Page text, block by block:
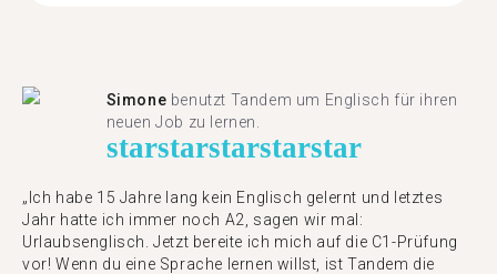
Simone benutzt Tandem um Englisch für ihren
neuen Job zu lernen.
starstarstarstarstar
„Ich habe 15 Jahre lang kein Englisch gelernt und letztes
Jahr hatte ich immer noch A2, sagen wir mal:
Urlaubsenglisch. Jetzt bereite ich mich auf die C1-Prüfung
vor! Wenn du eine Sprache lernen willst, ist Tandem die